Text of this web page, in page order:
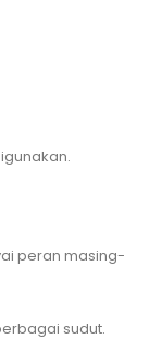
peran masing-
sudut.